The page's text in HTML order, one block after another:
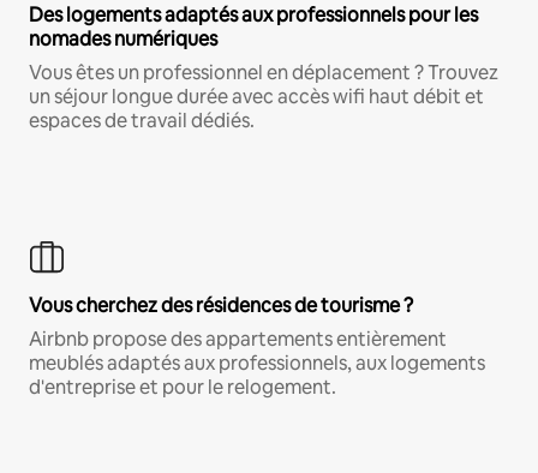
Des logements adaptés aux professionnels pour les
nomades numériques
Vous êtes un professionnel en déplacement ? Trouvez
un séjour longue durée avec accès wifi haut débit et
espaces de travail dédiés.
Vous cherchez des résidences de tourisme ?
Airbnb propose des appartements entièrement
meublés adaptés aux professionnels, aux logements
d'entreprise et pour le relogement.